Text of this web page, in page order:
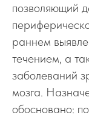
позволяющий
раннем
течением, а
заболеваний
мозга.
обосновано: